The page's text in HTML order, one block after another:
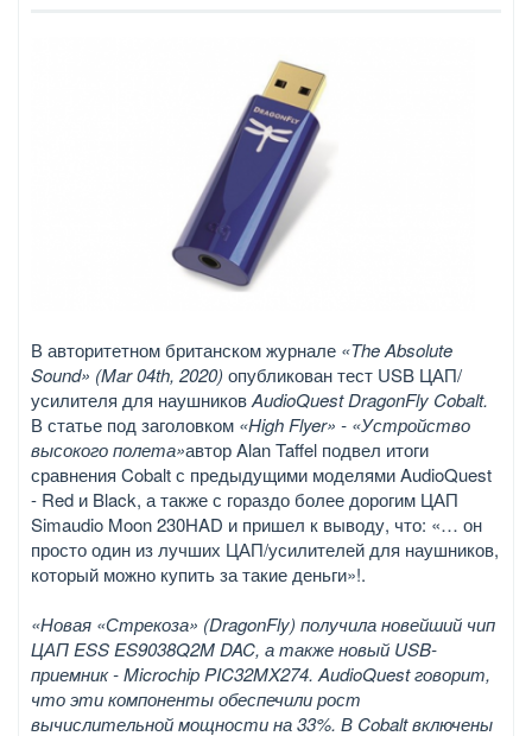
В авторитетном британском журнале «The Absolute
Sound» (Mar 04th, 2020) опубликован тест USB ЦАП/
усилителя для наушниковAudioQuest DragonFly Cobalt.
В статье под заголовком «High Flyer» - «Устройство
высокого полета»автор Alan Taffel подвел итоги
сравнения Cobalt с предыдущими моделями AudioQuest
- Red и Black, а также с гораздо более дорогим ЦАП
Simaudio Moon 230HAD и пришел к выводу, что: «… он
просто один из лучших ЦАП/усилителей для наушников,
который можно купить за такие деньги»!.
«Новая «Стрекоза» (DragonFly) получила новейший чип
ЦАП ESS ES9038Q2M DAC, а также новый USB-
приемник - Microchip PIC32MX274. AudioQuest говорит,
что эти компоненты обеспечили рост
вычислительной мощности на 33%. В Cobalt включены